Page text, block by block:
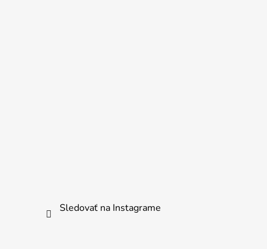
Sledovať na Instagrame